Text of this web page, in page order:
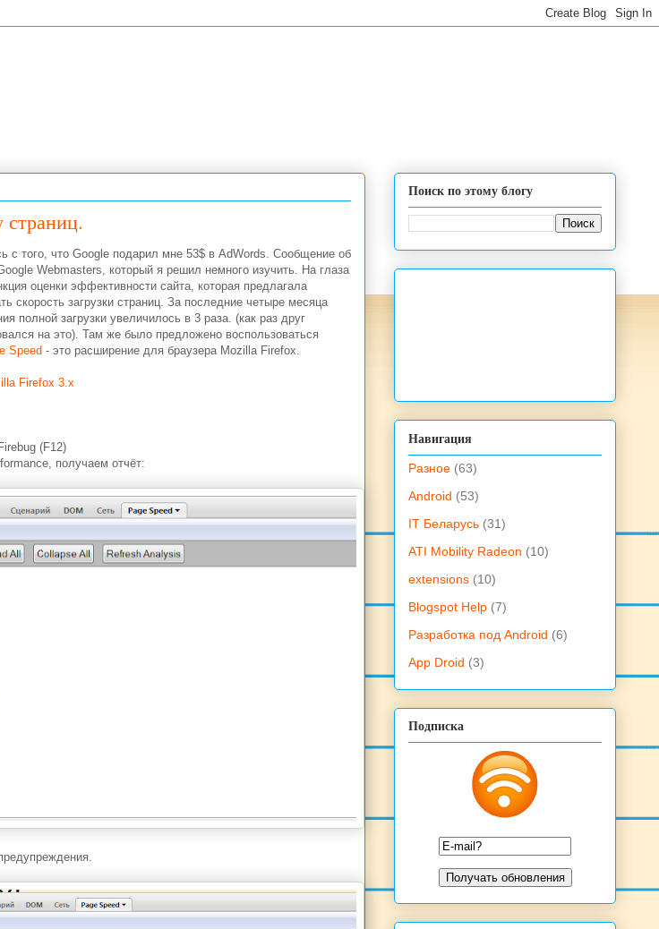
страниц.
с того, что Google подарил мне 53$ в AdWords. Сообщение об
Webmasters, который я решил немного изучить. На глаза
оценки эффективности сайта, которая предлагала
скорость загрузки страниц. За последние четыре месяца
полной загрузки увеличилось в 3 раза. (как раз друг
на это). Там же было предложено воспользоваться
Speed - это расширение для браузера Mozilla Firefox.
Firefox 3.x
(F12)
получаем отчёт:
Поиск по этому блогу
Навигация
Разное (63)
Android (53)
IT Беларусь (31)
ATI Mobility Radeon (10)
extensions (10)
Blogspot Help (7)
Разработка под Android (6)
App Droid (3)
Подписка